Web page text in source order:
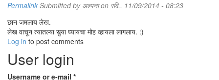
Permalink Submitted by अल्पनाon रवि., 11/09/2014 - 08:23
छान जमलाय लेख.
लेख वाचून त्यातल्या सुर्‍या घ्यायचा मोह व्हायला लागलाय. :)
Log in to post comments
User login
Username or e-mail *